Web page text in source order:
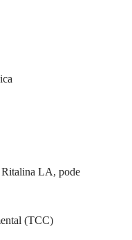
Ritalina LA, pode
(TCC)